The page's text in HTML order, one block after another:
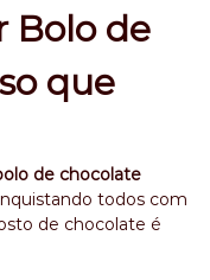
Bolo de
que
de chocolate
todos com
de chocolate é